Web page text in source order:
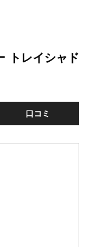
トレイシャド
口コミ